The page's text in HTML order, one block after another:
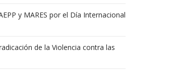
y MARES por el Día Internacional
de la Violencia contra las